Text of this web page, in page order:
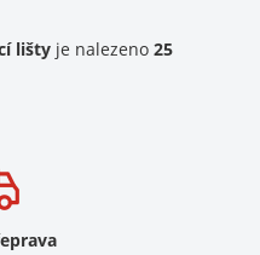
lišty je nalezeno 25